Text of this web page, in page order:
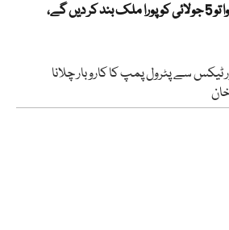
ایڈوانس ٹیکس واپس نہ ہوا تو 5 جولائی کو پورا ملک بند کر دیں گے،
ٹیکس سے پٹرول پمپ کا کاروبار چلانا